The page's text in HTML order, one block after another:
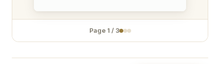
Page 1 / 3